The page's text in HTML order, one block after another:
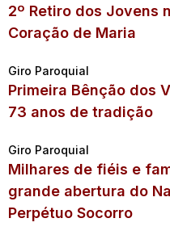
2º Retiro dos Jovens
Coração de Maria
Giro Paroquial
Primeira Bênção dos
73 anos de tradição
Giro Paroquial
Milhares de fiéis e
grande abertura do
Perpétuo Socorro